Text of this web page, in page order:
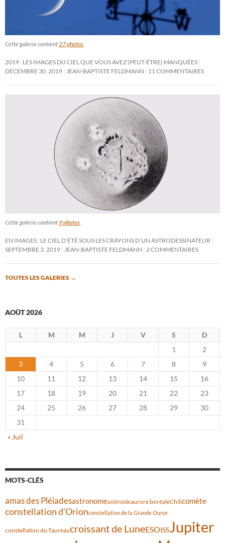
Cette galerie contient 27 photos
2019 : LES IMAGES DU CIEL QUE VOUS AVEZ (PEUT-ÊTRE) MANQUÉES
DÉCEMBRE 30, 2019
JEAN-BAPTISTE FELDMANN 11 COMMENTAIRES
Cette galerie contient 9 photos
EN IMAGES : LE CIEL D’ÉTÉ SOUS LES CRAYONS D’UN ASTRODESSINATEUR
SEPTEMBRE 3, 2019
JEAN-BAPTISTE FELDMANN 2 COMMENTAIRES
TOUTES LES GALERIES →
AOÛT 2026
L M M J V S
D
1
2
3
4 5 6 7 8
9
10
11 12 13 14 15
16
17
18 19 20 21 22
23
24
25 26 27 28 29
30
31
« Juil
MOTS-CLÉS
amas des Pléiadesastronomeastéroïdeaurore boréaleChilicomète
constellation d'Orionconstellation de la Grande Ourse
constellation du Taureaucroissant de LuneESOISSJupiter